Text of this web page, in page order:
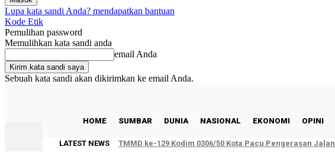
Lupa kata sandi Anda? mendapatkan bantuan
Kode Etik
Pemulihan password
Memulihkan kata sandi anda
email Anda
Sebuah kata sandi akan dikirimkan ke email Anda.
HOME SUMBAR DUNIA NASIONAL EKONOMI OPINI
LATEST NEWS TMMD ke-129 Kodim 0306/50 Kota Pacu Pengerasan Jalan